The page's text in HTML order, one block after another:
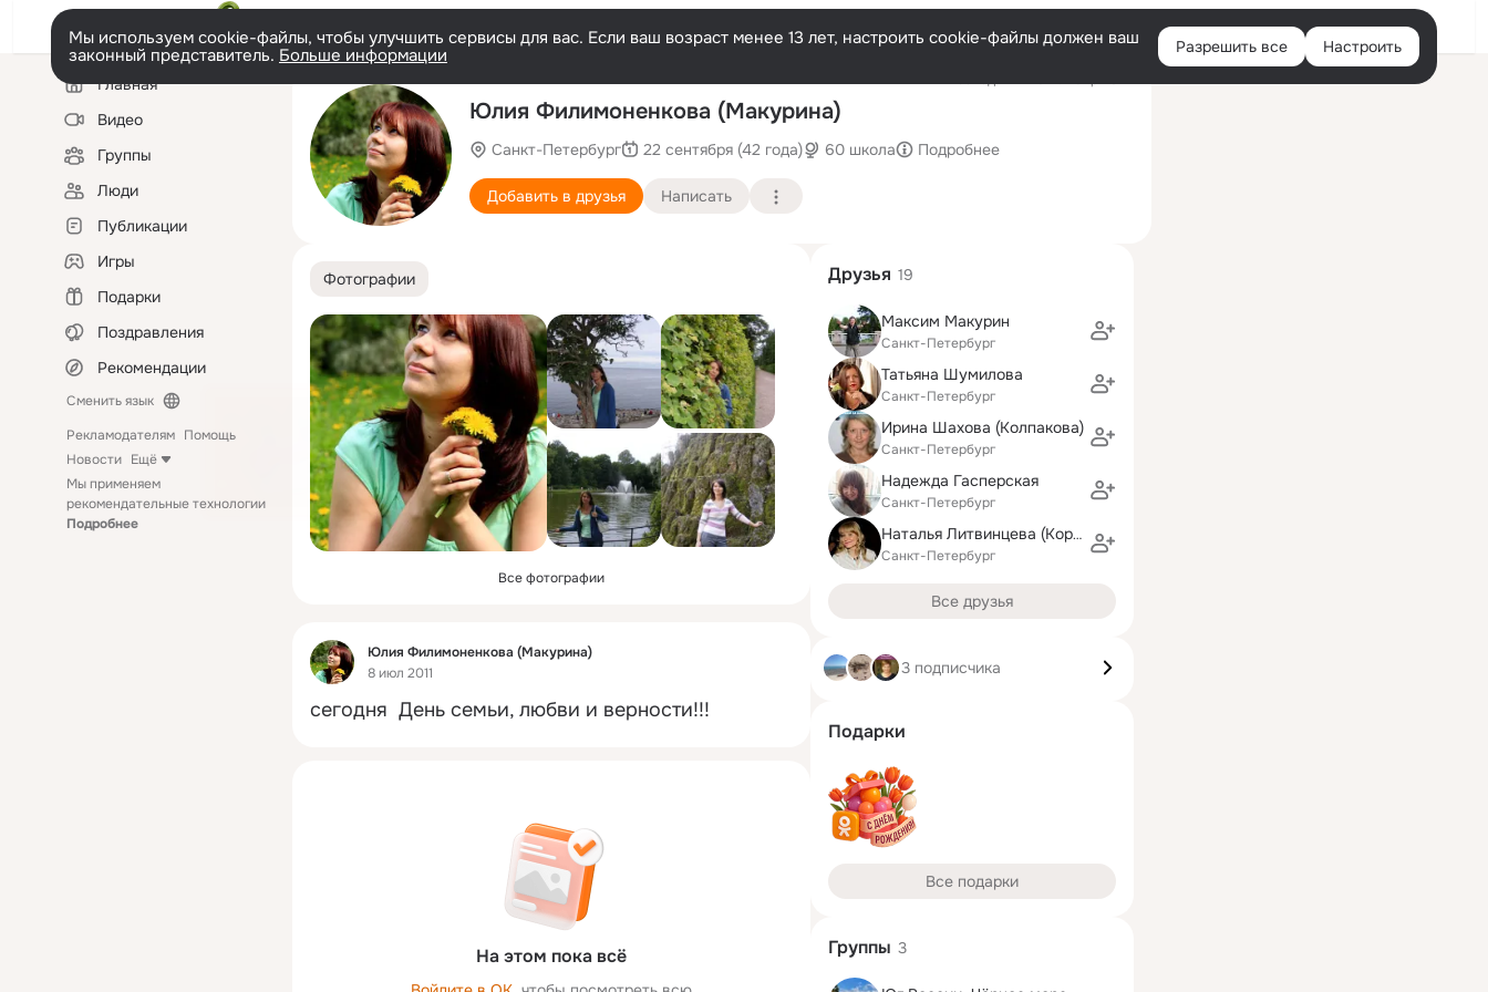
Войти
Мы используем cookie-файлы, чтобы улучшить сервисы для вас. Если ваш возраст менее 13 лет, настроить cookie-файлы должен ваш
законный представитель. Больше информации Разрешить все Настроить
Левая
колонкаГлавная
Видео
Группы
Люди
Публикации
Игры
Подарки
Поздравления
Рекомендации
Сменить язык
Рекламодателям Помощь
Новости Ещё
Мы применяем
рекомендательные технологии
Подробнее
Юлия Филимоненкова (Макурина)
Санкт-Петербург 22 сентября (42 года) 60 школа Подробнее
Добавить в друзья Написать
Фотографии
Все фотографии
Фид
Юлия Филимоненкова (Макурина)
8 июл 2011
сегодня  День семьи, любви и верности!!!
На этом пока всё
Друзья 19
Максим Макурин
Санкт-Петербург
Татьяна Шумилова
Санкт-Петербург
Ирина Шахова (Колпакова)
Санкт-Петербург
Надежда Гасперская
Санкт-Петербург
Наталья Литвинцева (Короткова)
Санкт-Петербург
Все друзья
3 подписчика
Подарки
Все подарки
Группы 3